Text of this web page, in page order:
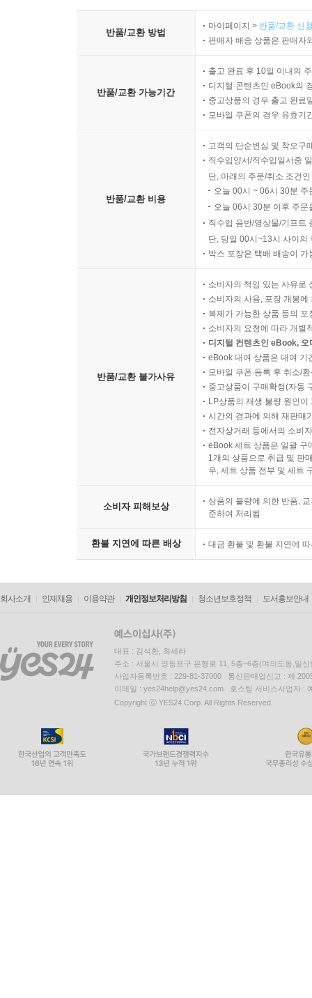
반품/교환 방법
마이페이지 > 반품/교환 신
판매자 배송 상품은 판매자
반품/교환 가능기간
출고 완료 후 10일 이내의
디지털 콘텐츠인 eBook의
중고상품의 경우 출고 완료
모바일 쿠폰의 경우 유효기
반품/교환 비용
고객의 단순변심 및 착오구
직수입양서/직수입일서중
단, 아래의 주문/취소 조건
오늘 00시 ~ 06시 30분
오늘 06시 30분 이후 주
직수입 음반/영상물/기프트
단, 당일 00시~13시 사이의
박스 포장은 택배 배송이
반품/교환 불가사유
소비자의 책임 있는 사유로
소비자의 사용, 포장 개봉
복제가 가능한 상품 등의
소비자의 요청에 따라 개별
디지털 컨텐츠인 eBook,
eBook 대여 상품은 대여 기
모바일 쿠폰 등록 후 취소/
중고상품이 구매확정(자동
LP상품의 재생 불량 원인
시간의 경과에 의해 재판매
전자상거래 등에서의 소비
eBook 세트 상품은 일괄 구
1개의 상품으로 취급 및 판
우, 세트 상품 전부 및 세트
소비자 피해보상
상품의 불량에 의한 반품,
준하여 처리됨
환불 지연에 따른 배상 대금 환불 및 환불 지연에
회사소개 인재채용 이용약관 개인정보처리방침 청소년보호정책 도서홍보안내
대표 : 김석환, 최세라
주소 : 서울시 영등포구 은행로 11, 5층~6층(여의도동,일신
사업자등록번호 : 229-81-37000 통신판매업신고 : 제
이메일 : yes24help@yes24.com 호스팅 서비스사업자 :
Copyright ⓒ YES24 Corp. All Rights Reserved.